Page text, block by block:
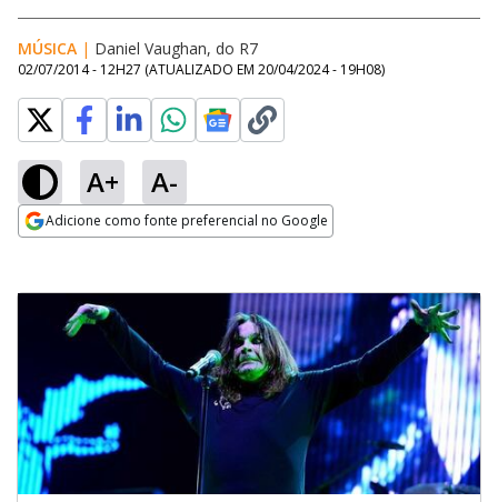
MÚSICA | Daniel Vaughan, do R7
02/07/2014 - 12H27 (ATUALIZADO EM 20/04/2024 - 19H08)
A+ A-
Adicione como fonte preferencial no Google